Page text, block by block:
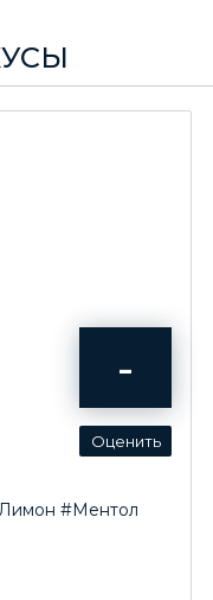
-
#Ментол